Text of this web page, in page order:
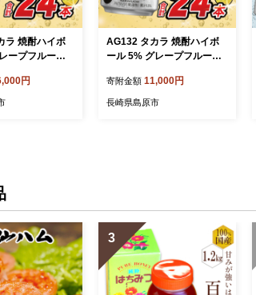
ラ 焼酎ハイボ
ープフルーツ 5
ハイ チューハ
グレフル 人
い 長崎県 島
円
AG132 タカラ 焼酎ハイボ
ール 5% グレープフルーツ
Takara 焼酎 酎ハイ チュー
ハイ ハイボール グレープフ
寄附金額 11,000円
長崎県島原市
3